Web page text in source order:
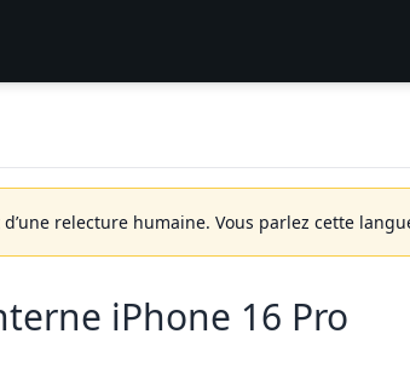
relecture humaine. Vous parlez cette
iPhone 16 Pro